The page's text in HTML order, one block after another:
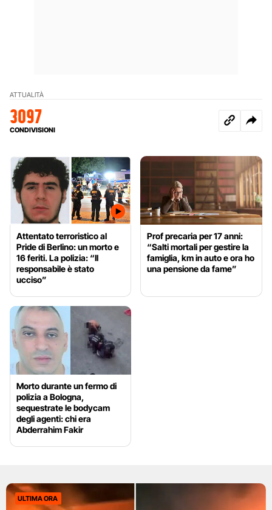
ATTUALITÀ
3097
CONDIVISIONI
Attentato terroristico al
Pride di Berlino: un morto e
16 feriti. La polizia: “Il
responsabile è stato
ucciso”
Prof precaria per 17 anni:
“Salti mortali per gestire la
famiglia, km in auto e ora ho
una pensione da fame”
Morto durante un fermo di
polizia a Bologna,
sequestrate le bodycam
degli agenti: chi era
Abderrahim Fakir
ULTIMA ORA